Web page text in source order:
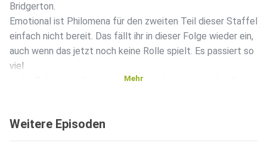
Bridgerton.
Emotional ist Philomena für den zweiten Teil dieser Staffel
einfach nicht bereit. Das fällt ihr in dieser Folge wieder ein,
auch wenn das jetzt noch keine Rolle spielt. Es passiert so
viel
in der Folge, es gibt gar niemanden, den man aus den Augen
Mehr
Weitere Episoden